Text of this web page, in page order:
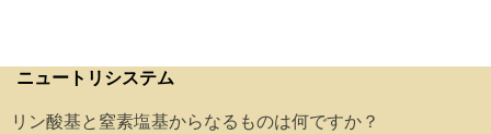
ニュートリシステム
リン酸基と窒素塩基からなるものは何ですか？